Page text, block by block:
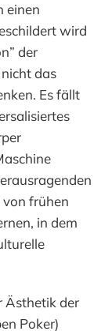
einen
wird
der
das
Es fällt
frühen
in dem
Ästhetik der
Poker)